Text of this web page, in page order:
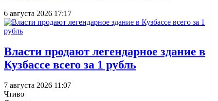
6 августа 2026 17:17
Власти продают легендарное здание в
Кузбассе всего за 1 рубль
7 августа 2026 11:07
Чтиво